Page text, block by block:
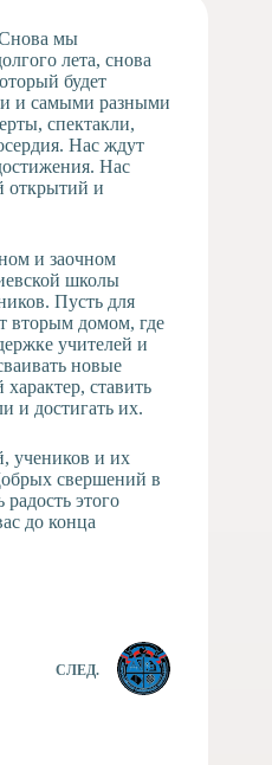
Снова мы
лета, снова
будет
и самыми разными
спектакли,
Нас ждут
Нас
открытий и
и заочном
школы
Пусть для
вторым домом, где
учителей и
новые
ставить
и достигать их.
учеников и их
свершений в
этого
до конца
СЛЕД.